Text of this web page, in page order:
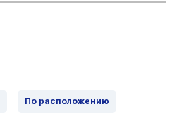
По расположению